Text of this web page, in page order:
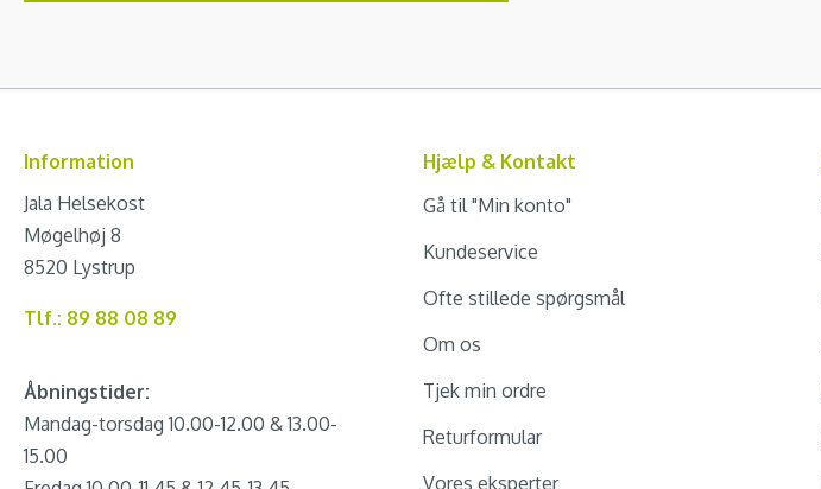
Information
Jala Helsekost
Møgelhøj 8
8520 Lystrup
Tlf.: 89 88 08 89
Åbningstider:
Mandag-torsdag 10.00-12.00 & 13.00-
15.00
Hjælp & Kontakt
Gå til "Min konto"
Kundeservice
Ofte stillede spørgsmål
Om os
Tjek min ordre
Returformular
Vores eksperter